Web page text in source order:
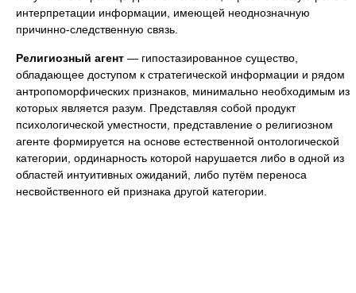
интерпретации информации, имеющей неоднозначную
причинно-следственную связь.
Религиозный агент — гипостазированное существо,
обладающее доступом к стратегической информации и рядом
антропоморфических признаков, минимально необходимым из
которых является разум. Представляя собой продукт
психологической уместности, представление о религиозном
агенте формируется на основе естественной онтологической
категории, ординарность которой нарушается либо в одной из
областей интуитивных ожиданий, либо путём переноса
несвойственного ей признака другой категории.